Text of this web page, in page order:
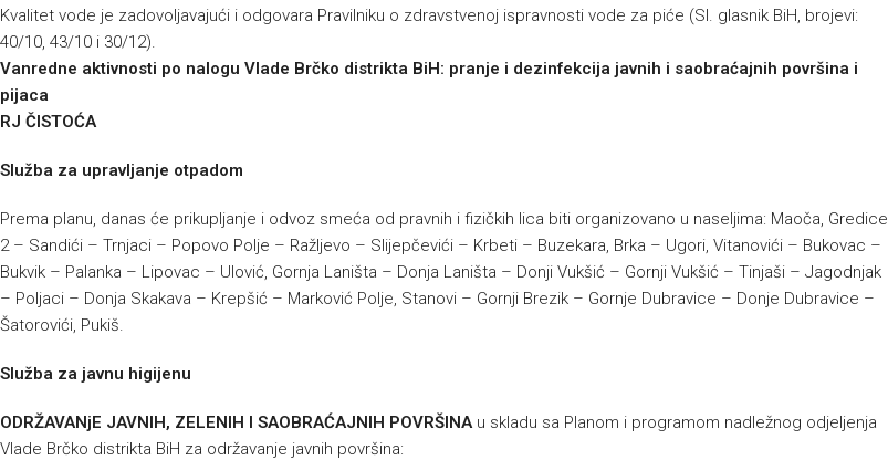
Kvalitet vode je zadovoljavajući i odgovara Pravilniku o zdravstvenoj ispravnosti vode za piće (Sl. glasnik BiH, brojevi:
40/10, 43/10 i 30/12).
Vanredne aktivnosti po nalogu Vlade Brčko distrikta BiH: pranje i dezinfekcija javnih i saobraćajnih površina i
pijaca
RJ ČISTOĆA
Služba za upravljanje otpadom
Prema planu, danas će prikupljanje i odvoz smeća od pravnih i fizičkih lica biti organizovano u naseljima: Maoča, Gredice
2 – Sandići – Trnjaci – Popovo Polje – Ražljevo – Slijepčevići – Krbeti – Buzekara, Brka – Ugori, Vitanovići – Bukovac –
Bukvik – Palanka – Lipovac – Ulović, Gornja Laništa – Donja Laništa – Donji Vukšić – Gornji Vukšić – Tinjaši – Jagodnjak
– Poljaci – Donja Skakava – Krepšić – Marković Polje, Stanovi – Gornji Brezik – Gornje Dubravice – Donje Dubravice –
Šatorovići, Pukiš.
Služba za javnu higijenu
ODRŽAVANjE JAVNIH, ZELENIH I SAOBRAĆAJNIH POVRŠINAu skladu sa Planom i programom nadležnog odjeljenja
Vlade Brčko distrikta BiH za održavanje javnih površina: